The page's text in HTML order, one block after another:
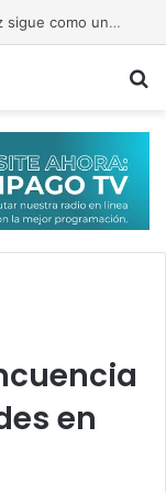
Irán y EE.UU. bajan el tono, pero Ormuz sigue como una bomba a punto de estallar
en